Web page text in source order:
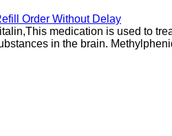
medication is used to
in the brain.